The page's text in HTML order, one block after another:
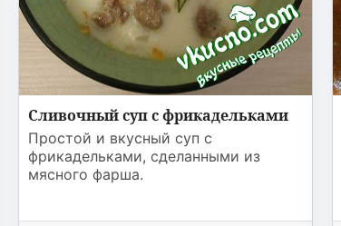
Сливочный суп с фрикадельками
Простой и вкусный суп с
фрикадельками, сделанными из
мясного фарша.